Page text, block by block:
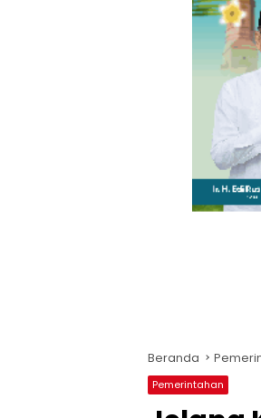
Beranda
Pemerintahan